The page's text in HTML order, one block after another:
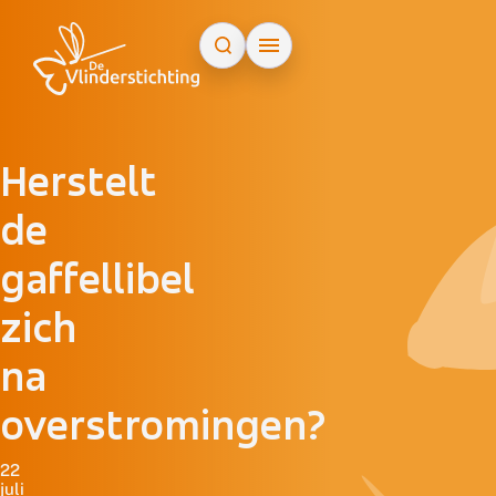
Herstelt
de
gaffellibel
zich
na
overstromingen?
22
juli